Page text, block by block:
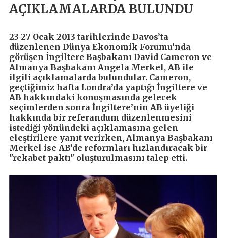
AÇIKLAMALARDA BULUNDU
23-27 Ocak 2013 tarihlerinde Davos’ta
düzenlenen Dünya Ekonomik Forumu’nda
görüşen İngiltere Başbakanı David Cameron ve
Almanya Başbakanı Angela Merkel, AB ile
ilgili açıklamalarda bulundular. Cameron,
geçtiğimiz hafta Londra’da yaptığı İngiltere ve
AB hakkındaki konuşmasında gelecek
seçimlerden sonra İngiltere’nin AB üyeliği
hakkında bir referandum düzenlenmesini
istediği yönündeki açıklamasına gelen
eleştirilere yanıt verirken, Almanya Başbakanı
Merkel ise AB’de reformları hızlandıracak bir
"rekabet paktı" oluşturulmasını talep etti.